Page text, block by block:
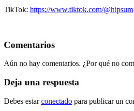
TikTok: https://www.tiktok.com/@hipsum
Comentarios
Aún no hay comentarios. ¿Por qué no
Deja una respuesta
Debes estarconectado para publicar un